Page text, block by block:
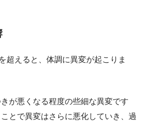
超えると、体調に異変が起こりま
が悪くなる程度の些細な異変です
とで異変はさらに悪化していき、過